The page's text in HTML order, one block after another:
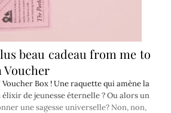
beau cadeau from me to
Voucher
Box ! Une raquette qui amène la
de jeunesse éternelle ? Ou alors un
une sagesse universelle? Non, non,